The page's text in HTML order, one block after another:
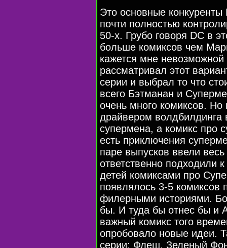
Это основные
почти полностью
50-х. Грубо говоря DC в
больше комиксов чем
кажется мне
рассматривал этот
серии и выбрал то что
всего Бэтманан и
очень много комиксов.
драйвером
супермена, а комикс про
есть приключения
паре выпусков ввели
ответственно подходили
детей комиксами про
появлялось 3-5
филерными историями.
бы. И туда бы отнес бы и
важный комикс того
опробовало новые идеи.
серии: Флеш, Зеленый